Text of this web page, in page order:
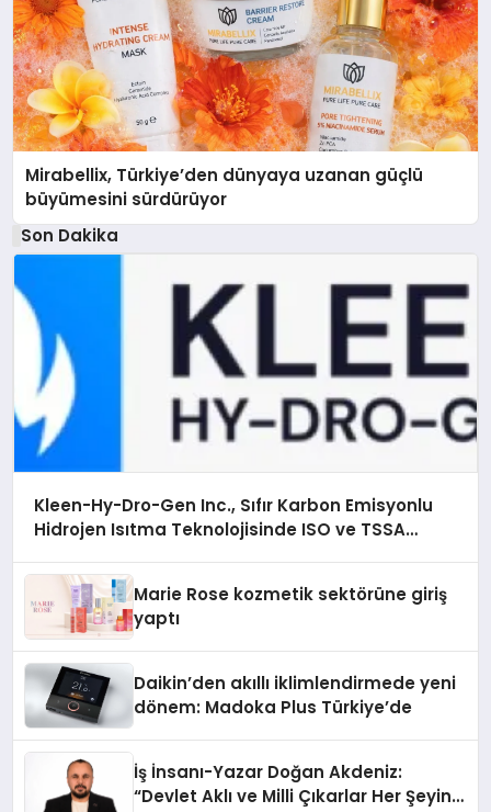
Mirabellix, Türkiye’den dünyaya uzanan güçlü
büyümesini sürdürüyor
Son Dakika
Kleen-Hy-Dro-Gen Inc., Sıfır Karbon Emisyonlu
Hidrojen Isıtma Teknolojisinde ISO ve TSSA
Marie Rose kozmetik sektörüne giriş
yaptı
Daikin’den akıllı iklimlendirmede yeni
dönem: Madoka Plus Türkiye’de
İş İnsanı-Yazar Doğan Akdeniz:
“Devlet Aklı ve Milli Çıkarlar Her Şeyin